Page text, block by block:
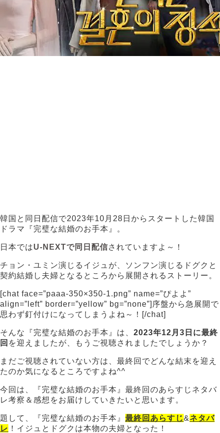
韓国と同日配信で2023年10月28日からスタートした韓国
ドラマ『完璧な結婚のお手本』。
日本ではU-NEXTで同日配信されていますよ～！
チョン・ユミン演じるイジュが、ソンフン演じるドグクと
契約結婚し夫婦となるところから展開されるストーリー。
[chat face=”paaa-350×350-1.png” name=”ぴよよ”
align=”left” border=”yellow” bg=”none”]序盤から急展開で
思わず釘付けになってしまうよね～！[/chat]
そんな『完璧な結婚のお手本』は、 2023年12月3日に最終
回 を迎えましたが、もうご視聴されましたでしょうか？
まだご視聴されていない方は、最終回でどんな結末を迎え
たのか気になるところですよね^^
今回は、『完璧な結婚のお手本』最終回のあらすじネタバ
レ考察＆感想をお届けしていきたいと思います。
題して、『完璧な結婚のお手本』 最終回あらすじ&ネタバ
レ ！イジュとドグクは本物の夫婦となった！